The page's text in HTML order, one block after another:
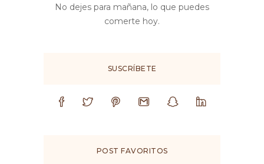
No dejes para mañana, lo que puedes
comerte hoy.
SUSCRÍBETE
POST FAVORITOS